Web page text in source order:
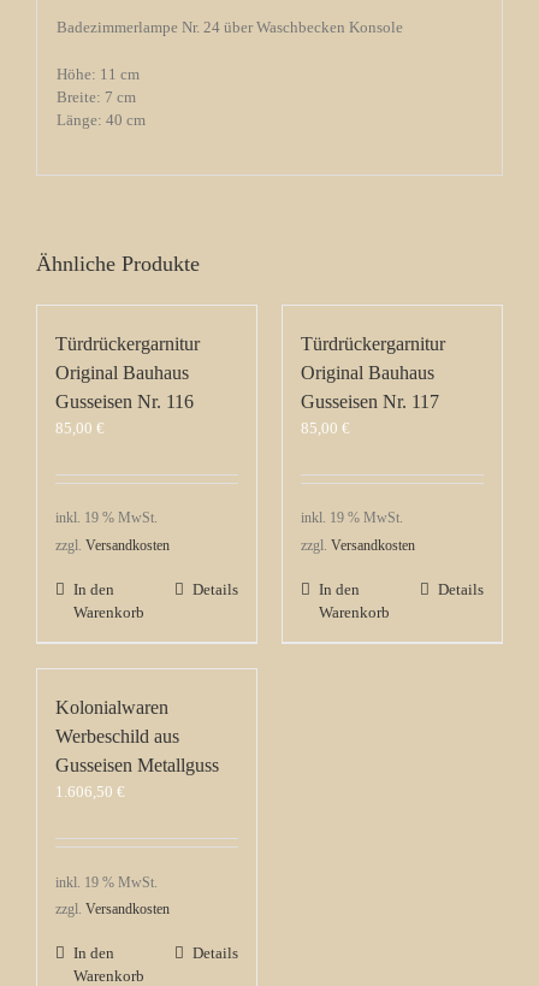
Badezimmerlampe Nr. 24 über Waschbecken Konsole
Höhe: 11 cm
Breite: 7 cm
Länge: 40 cm
Ähnliche Produkte
Türdrückergarnitur
Original Bauhaus
Gusseisen Nr. 116
85,00 €
inkl. 19 % MwSt.
zzgl. Versandkosten
In den
Warenkorb
Details
Türdrückergarnitur
Original Bauhaus
Gusseisen Nr. 117
85,00 €
inkl. 19 % MwSt.
zzgl. Versandkosten
In den
Warenkorb
Details
Kolonialwaren
Werbeschild aus
Gusseisen Metallguss
1.606,50 €
inkl. 19 % MwSt.
zzgl. Versandkosten
In den
Warenkorb
Details